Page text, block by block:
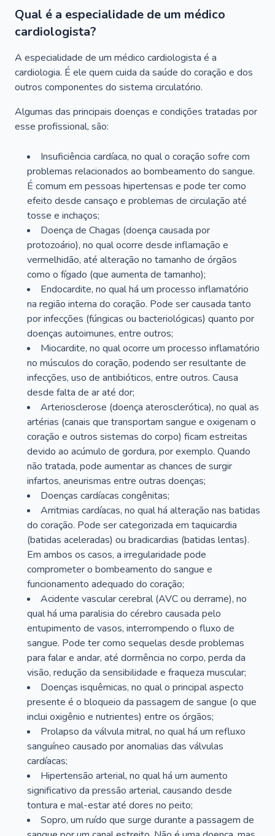
Qual é a especialidade de um médico
cardiologista?
A especialidade de um médico cardiologista é a
cardiologia. É ele quem cuida da saúde do coração e dos
outros componentes do sistema circulatório.
Algumas das principais doenças e condições tratadas por
esse profissional, são:
Insuficiência cardíaca, no qual o coração sofre com
problemas relacionados ao bombeamento do sangue.
É comum em pessoas hipertensas e pode ter como
efeito desde cansaço e problemas de circulação até
tosse e inchaços;
Doença de Chagas (doença causada por
protozoário), no qual ocorre desde inflamação e
vermelhidão, até alteração no tamanho de órgãos
como o fígado (que aumenta de tamanho);
Endocardite, no qual há um processo inflamatório
na região interna do coração. Pode ser causada tanto
por infecções (fúngicas ou bacteriológicas) quanto por
doenças autoimunes, entre outros;
Miocardite, no qual ocorre um processo inflamatório
no músculos do coração, podendo ser resultante de
infecções, uso de antibióticos, entre outros. Causa
desde falta de ar até dor;
Arteriosclerose (doença aterosclerótica), no qual as
artérias (canais que transportam sangue e oxigenam o
coração e outros sistemas do corpo) ficam estreitas
devido ao acúmulo de gordura, por exemplo. Quando
não tratada, pode aumentar as chances de surgir
infartos, aneurismas entre outras doenças;
Doenças cardíacas congênitas;
Arritmias cardíacas, no qual há alteração nas batidas
do coração. Pode ser categorizada em taquicardia
(batidas aceleradas) ou bradicardias (batidas lentas).
Em ambos os casos, a irregularidade pode
comprometer o bombeamento do sangue e
funcionamento adequado do coração;
Acidente vascular cerebral (AVC ou derrame), no
qual há uma paralisia do cérebro causada pelo
entupimento de vasos, interrompendo o fluxo de
sangue. Pode ter como sequelas desde problemas
para falar e andar, até dormência no corpo, perda da
visão, redução da sensibilidade e fraqueza muscular;
Doenças isquêmicas, no qual o principal aspecto
presente é o bloqueio da passagem de sangue (o que
inclui oxigênio e nutrientes) entre os órgãos;
Prolapso da válvula mitral, no qual há um refluxo
sanguíneo causado por anomalias das válvulas
cardíacas;
Hipertensão arterial, no qual há um aumento
significativo da pressão arterial, causando desde
tontura e mal-estar até dores no peito;
Sopro, um ruído que surge durante a passagem de